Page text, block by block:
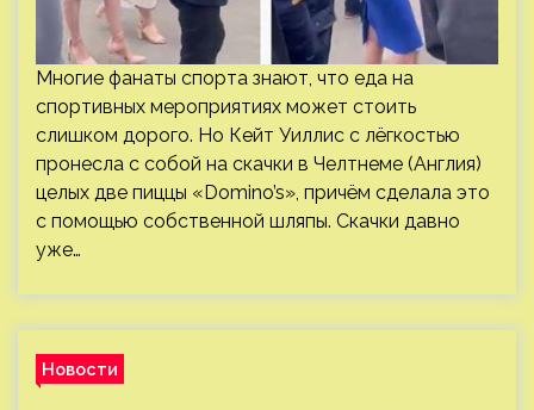
Многие фанаты спорта знают, что еда на
спортивных мероприятиях может стоить
слишком дорого. Но Кейт Уиллис с лёгкостью
пронесла с собой на скачки в Челтнеме (Англия)
целых две пиццы «Domino’s», причём сделала это
с помощью собственной шляпы. Скачки давно
уже…
Новости